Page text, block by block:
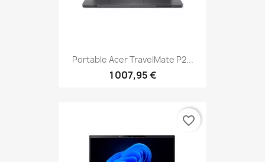
Portable Acer TravelMate P2...
1 007,95 €
favorite_border